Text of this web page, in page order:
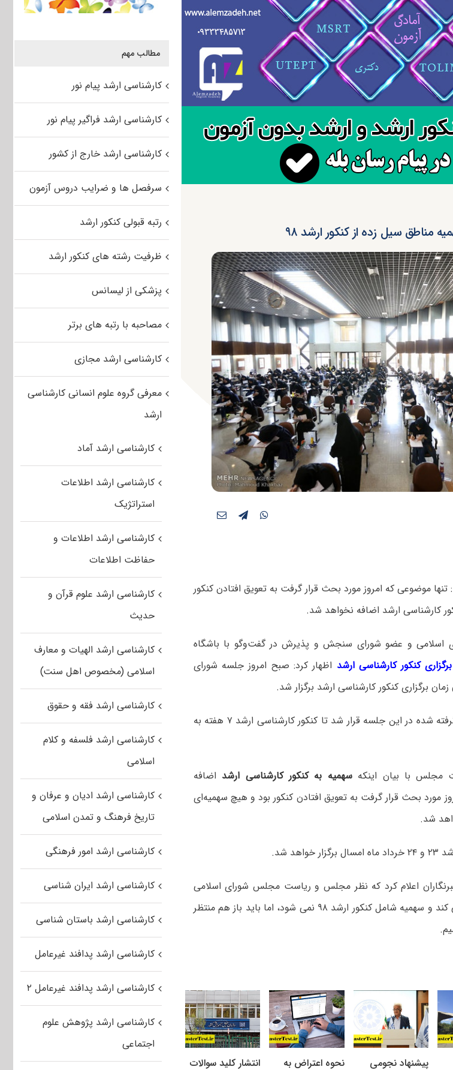
مناطق سیل زده از کنکور ارشد ۹۸
موضوعی که امروز مورد بحث قرار گرفت به تعویق افتادن کنکور
اسلامی و عضو شورای سنجش و پذیرش در گفت‌وگو با باشگاه
کنکور کارشناسی ارشد اظهار کرد: صبح امروز جلسه شورای
برگزاری کنکور کارشناسی ارشد برگزار شد.
وی ادامه داد: بر اساس تصمیمات گرفته شده در این جلسه قرار شد تا کنکور کارشناسی ارشد ۷ هفته به
با بیان اینکه سهمیه به کنکور کارشناسی ارشد اضافه
مورد بحث قرار گرفت به تعویق افتادن کنکور بود و هیچ سهمیه‌ای
شد.
شد.
اعلام کرد که نظر مجلس و ریاست مجلس شورای اسلامی
این است که بحث تاخیر کفایت می کند و سهمیه شامل کنکور ارشد ۹۸ نمی شود، اما باید باز هم منتظر
پیشنهاد نجومی نحوه اعتراض به انتشار کلید سوالات
مطالب مهم
کارشناسی ارشد پیام نور
کارشناسی ارشد فراگیر پیام نور
کارشناسی ارشد خارج از کشور
سرفصل ها و ضرایب دروس آزمون
رتبه قبولی کنکور ارشد
ظرفیت رشته های کنکور ارشد
پزشکی از لیسانس
مصاحبه با رتبه های برتر
کارشناسی ارشد مجازی
معرفی گروه علوم انسانی کارشناسی
ارشد
کارشناسی ارشد آماد
کارشناسی ارشد اطلاعات
استراتژیک
کارشناسی ارشد اطلاعات و
حفاظت اطلاعات
کارشناسی ارشد علوم قرآن و
حدیث
کارشناسی ارشد الهیات و معارف
اسلامی (مخصوص اهل سنت)
کارشناسی ارشد فقه و حقوق
کارشناسی ارشد فلسفه و کلام
اسلامی
کارشناسی ارشد ادیان و عرفان و
تاریخ فرهنگ و تمدن اسلامی
کارشناسی ارشد امور فرهنگی
کارشناسی ارشد ایران شناسی
کارشناسی ارشد باستان شناسی
کارشناسی ارشد پدافند غیرعامل
کارشناسی ارشد پدافند غیرعامل ۲
کارشناسی ارشد پژوهش علوم
اجتماعی